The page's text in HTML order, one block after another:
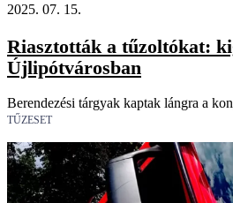
2025. 07. 15.
Riasztották a tűzoltókat:
Újlipótvárosban
Berendezési tárgyak kaptak lángra a
TŰZESET